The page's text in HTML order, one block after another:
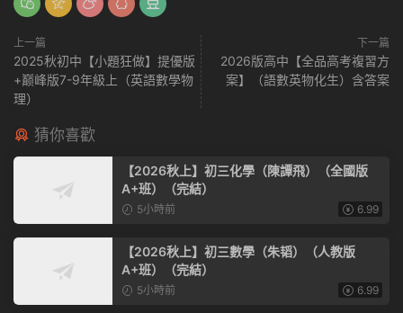
上一篇
2025秋初中【小題狂做】提優版
+巅峰版7-9年級上（英語數學物
理）
下一篇
2026版高中【全品高考複習方
案】（語數英物化生）含答案
猜你喜歡
【2026秋上】初三化學（陳譚飛）（全國版
A+班）（完結）
5小時前 6.99
【2026秋上】初三數學（朱韬）（人教版
A+班）（完結）
5小時前 6.99